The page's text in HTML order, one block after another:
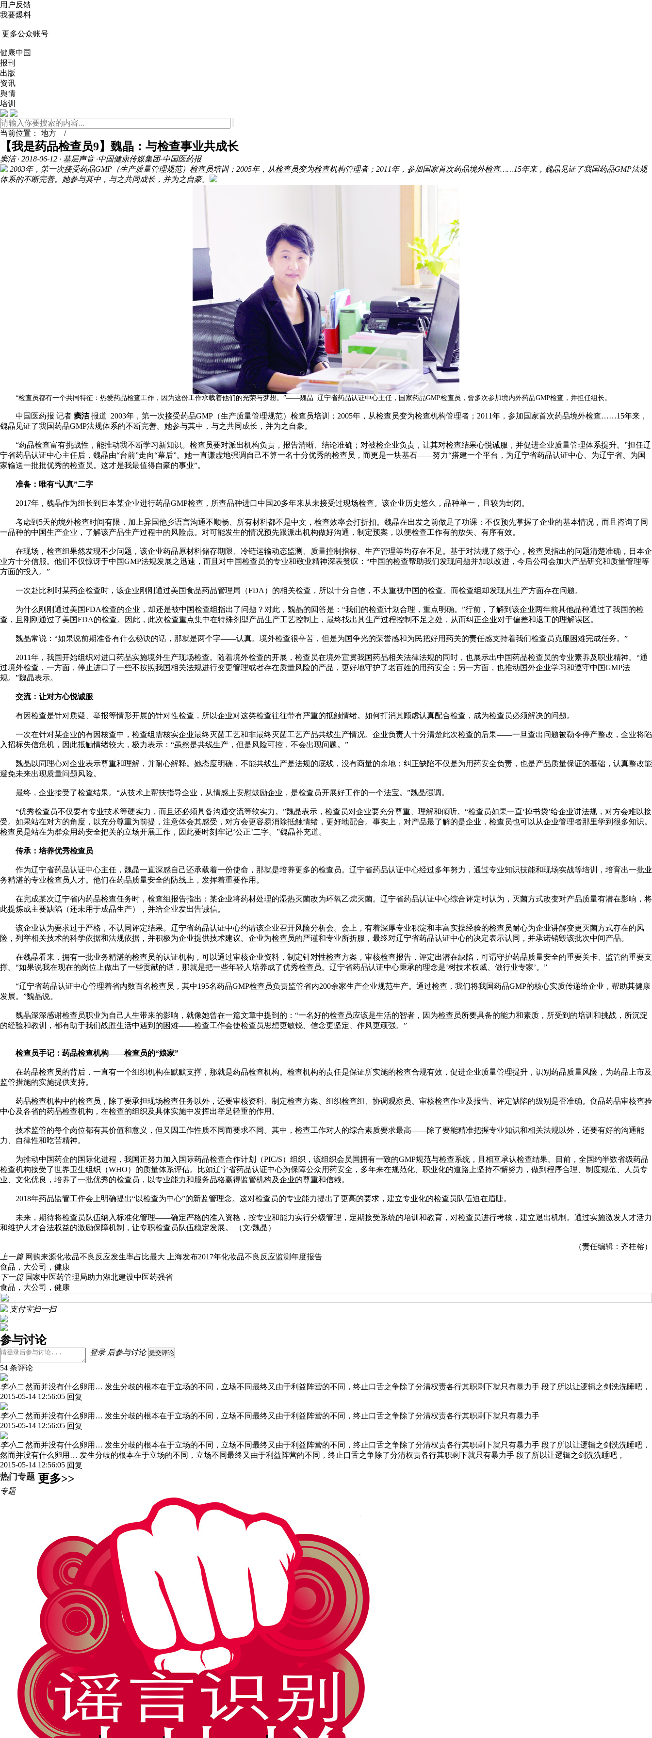
用户反馈
我要爆料
更多公众账号
健康中国
报刊
出版
资讯
舆情
培训
当前位置： 地方 /
【我是药品检查员9】魏晶：与检查事业共成长
窦洁· 2018-06-12 · 基层声音 ·中国健康传媒集团-中国医药报
2003年，第一次接受药品GMP（生产质量管理规范）检查员培训；2005年，从检查员变为检查机构管理者；2011年，参加国家首次药品境外检查……15年来，魏晶见证了我国药品GMP法规
体系的不断完善。她参与其中，与之共同成长，并为之自豪。
“检查员都有一个共同特征：热爱药品检查工作，因为这份工作承载着他们的光荣与梦想。”——魏晶 辽宁省药品认证中心主任，国家药品GMP检查员，曾多次参加境内外药品GMP检查，并担任组长。
中国医药报 记者 窦洁报道 2003年，第一次接受药品GMP（生产质量管理规范）检查员培训；2005年，从检查员变为检查机构管理者；2011年，参加国家首次药品境外检查……15年来，
魏晶见证了我国药品GMP法规体系的不断完善。她参与其中，与之共同成长，并为之自豪。
“药品检查富有挑战性，能推动我不断学习新知识。检查员要对派出机构负责，报告清晰、结论准确；对被检企业负责，让其对检查结果心悦诚服，并促进企业质量管理体系提升。”担任辽
宁省药品认证中心主任后，魏晶由“台前”走向“幕后”。她一直谦虚地强调自己不算一名十分优秀的检查员，而更是一块基石——努力“搭建一个平台，为辽宁省药品认证中心、为辽宁省、为国
家输送一批批优秀的检查员。这才是我最值得自豪的事业”。
准备：唯有“认真”二字
2017年，魏晶作为组长到日本某企业进行药品GMP检查，所查品种进口中国20多年来从未接受过现场检查。该企业历史悠久，品种单一，且较为封闭。
考虑到5天的境外检查时间有限，加上异国他乡语言沟通不顺畅、所有材料都不是中文，检查效率会打折扣。魏晶在出发之前做足了功课：不仅预先掌握了企业的基本情况，而且咨询了同
一品种的中国生产企业，了解该产品生产过程中的风险点。对可能发生的情况预先跟派出机构做好沟通，制定预案，以便检查工作有的放矢、有序有效。
在现场，检查组果然发现不少问题，该企业药品原材料储存期限、冷链运输动态监测、质量控制指标、生产管理等均存在不足。基于对法规了然于心，检查员指出的问题清楚准确，日本企
业方十分信服。他们不仅惊讶于中国GMP法规发展之迅速，而且对中国检查员的专业和敬业精神深表赞叹：“中国的检查帮助我们发现问题并加以改进，今后公司会加大产品研究和质量管理等
方面的投入。”
一次赴比利时某药企检查时，该企业刚刚通过美国食品药品管理局（FDA）的相关检查，所以十分自信，不太重视中国的检查。而检查组却发现其生产方面存在问题。
为什么刚刚通过美国FDA检查的企业，却还是被中国检查组指出了问题？对此，魏晶的回答是：“我们的检查计划合理，重点明确。”行前，了解到该企业两年前其他品种通过了我国的检
查，且刚刚通过了美国FDA的检查。因此，此次检查重点集中在特殊剂型产品生产工艺控制上，最终找出其生产过程控制不足之处，从而纠正企业对于偏差和返工的理解误区。
魏晶常说：“如果说前期准备有什么秘诀的话，那就是两个字——认真。境外检查很辛苦，但是为国争光的荣誉感和为民把好用药关的责任感支持着我们检查员克服困难完成任务。”
2011年，我国开始组织对进口药品实施境外生产现场检查。随着境外检查的开展，检查员在境外宣贯我国药品相关法律法规的同时，也展示出中国药品检查员的专业素养及职业精神。“通
过境外检查，一方面，停止进口了一些不按照我国相关法规进行变更管理或者存在质量风险的产品，更好地守护了老百姓的用药安全；另一方面，也推动国外企业学习和遵守中国GMP法
规。”魏晶表示。
交流：让对方心悦诚服
有因检查是针对质疑、举报等情形开展的针对性检查，所以企业对这类检查往往带有严重的抵触情绪。如何打消其顾虑认真配合检查，成为检查员必须解决的问题。
一次在针对某企业的有因核查中，检查组需核实企业最终灭菌工艺和非最终灭菌工艺产品共线生产情况。企业负责人十分清楚此次检查的后果——一旦查出问题被勒令停产整改，企业将陷
入招标失信危机，因此抵触情绪较大，极力表示：“虽然是共线生产，但是风险可控，不会出现问题。”
魏晶以同理心对企业表示尊重和理解，并耐心解释。她态度明确，不能共线生产是法规的底线，没有商量的余地；纠正缺陷不仅是为用药安全负责，也是产品质量保证的基础，认真整改能
避免未来出现质量问题风险。
最终，企业接受了检查结果。“从技术上帮扶指导企业，从情感上安慰鼓励企业，是检查员开展好工作的一个法宝。”魏晶强调。
“优秀检查员不仅要有专业技术等硬实力，而且还必须具备沟通交流等软实力。”魏晶表示，检查员对企业要充分尊重、理解和倾听。“检查员如果一直‘掉书袋’给企业讲法规，对方会难以接
受。如果站在对方的角度，以充分尊重为前提，注意体会其感受，对方会更容易消除抵触情绪，更好地配合。事实上，对产品最了解的是企业，检查员也可以从企业管理者那里学到很多知识。
检查员是站在为群众用药安全把关的立场开展工作，因此要时刻牢记‘公正’二字。”魏晶补充道。
传承：培养优秀检查员
作为辽宁省药品认证中心主任，魏晶一直深感自己还承载着一份使命，那就是培养更多的检查员。辽宁省药品认证中心经过多年努力，通过专业知识技能和现场实战等培训，培育出一批业
务精湛的专业检查员人才。他们在药品质量安全的防线上，发挥着重要作用。
在完成某次辽宁省内药品检查任务时，检查组报告指出：某企业将药材处理的湿热灭菌改为环氧乙烷灭菌。辽宁省药品认证中心综合评定时认为，灭菌方式改变对产品质量有潜在影响，将
此提炼成主要缺陷（还未用于成品生产），并给企业发出告诫信。
该企业认为要求过于严格，不认同评定结果。辽宁省药品认证中心约请该企业召开风险分析会。会上，有着深厚专业积淀和丰富实操经验的检查员耐心为企业讲解变更灭菌方式存在的风
险，列举相关技术的科学依据和法规依据，并积极为企业提供技术建议。企业为检查员的严谨和专业所折服，最终对辽宁省药品认证中心的决定表示认同，并承诺销毁该批次中间产品。
在魏晶看来，拥有一批业务精湛的检查员的认证机构，可以通过审核企业资料，制定针对性检查方案，审核检查报告，评定出潜在缺陷，可谓守护药品质量安全的重要关卡、监管的重要支
撑。“如果说我在现在的岗位上做出了一些贡献的话，那就是把一些年轻人培养成了优秀检查员。辽宁省药品认证中心秉承的理念是‘树技术权威、做行业专家’。”
“辽宁省药品认证中心管理着省内数百名检查员，其中195名药品GMP检查员负责监管省内200余家生产企业规范生产。通过检查，我们将我国药品GMP的核心实质传递给企业，帮助其健康
发展。”魏晶说。
魏晶深深感谢检查员职业为自己人生带来的影响，就像她曾在一篇文章中提到的：“一名好的检查员应该是生活的智者，因为检查员所要具备的能力和素质，所受到的培训和挑战，所沉淀
的经验和教训，都有助于我们战胜生活中遇到的困难——检查工作会使检查员思想更敏锐、信念更坚定、作风更顽强。”
检查员手记：药品检查机构——检查员的“娘家”
在药品检查员的背后，一直有一个组织机构在默默支撑，那就是药品检查机构。检查机构的责任是保证所实施的检查合规有效，促进企业质量管理提升，识别药品质量风险，为药品上市及
监管措施的实施提供支持。
药品检查机构中的检查员，除了要承担现场检查任务以外，还要审核资料、制定检查方案、组织检查组、协调观察员、审核检查作业及报告、评定缺陷的级别是否准确。食品药品审核查验
中心及各省的药品检查机构，在检查的组织及具体实施中发挥出举足轻重的作用。
技术监管的每个岗位都有其价值和意义，但又因工作性质不同而要求不同。其中，检查工作对人的综合素质要求最高——除了要能精准把握专业知识和相关法规以外，还要有好的沟通能
力、自律性和吃苦精神。
为推动中国药企的国际化进程，我国正努力加入国际药品检查合作计划（PIC/S）组织，该组织会员国拥有一致的GMP规范与检查系统，且相互承认检查结果。目前，全国约半数省级药品
检查机构接受了世界卫生组织（WHO）的质量体系评估。比如辽宁省药品认证中心为保障公众用药安全，多年来在规范化、职业化的道路上坚持不懈努力，做到程序合理、制度规范、人员专
业、文化优良，培养了一批优秀的检查员，以专业能力和服务品格赢得监管机构及企业的尊重和信赖。
2018年药品监管工作会上明确提出“以检查为中心”的新监管理念。这对检查员的专业能力提出了更高的要求，建立专业化的检查员队伍迫在眉睫。
未来，期待将检查员队伍纳入标准化管理——确定严格的准入资格，按专业和能力实行分级管理，定期接受系统的培训和教育，对检查员进行考核，建立退出机制。通过实施激发人才活力
和维护人才合法权益的激励保障机制，让专职检查员队伍稳定发展。 （文/魏晶）
（责任编辑：齐桂榕）
上一篇 网购来源化妆品不良反应发生率占比最大 上海发布2017年化妆品不良反应监测年度报告
食品 ， 大公司 ， 健康
下一篇 国家中医药管理局助力湖北建设中医药强省
食品 ， 大公司 ， 健康
支付宝扫一扫
参与讨论
登录后参与讨论 提交评论
54 条评论
李小二然而并没有什么卵用… 发生分歧的根本在于立场的不同，立场不同最终又由于利益阵营的不同，终止口舌之争除了分清权责各行其职剩下就只有暴力手 段了所以让逻辑之剑洗洗睡吧，
2015-05-14 12:56:05 回复
李小二然而并没有什么卵用… 发生分歧的根本在于立场的不同，立场不同最终又由于利益阵营的不同，终止口舌之争除了分清权责各行其职剩下就只有暴力手
2015-05-14 12:56:05 回复
李小二然而并没有什么卵用… 发生分歧的根本在于立场的不同，立场不同最终又由于利益阵营的不同，终止口舌之争除了分清权责各行其职剩下就只有暴力手 段了所以让逻辑之剑洗洗睡吧，
然而并没有什么卵用… 发生分歧的根本在于立场的不同，立场不同最终又由于利益阵营的不同，终止口舌之争除了分清权责各行其职剩下就只有暴力手 段了所以让逻辑之剑洗洗睡吧，
2015-05-14 12:56:05 回复
热门专题 更多>>
专题